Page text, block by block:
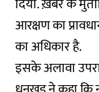
दिया. ख़बर के
आरक्षण का
का अधिकार है.
इसके अलावा